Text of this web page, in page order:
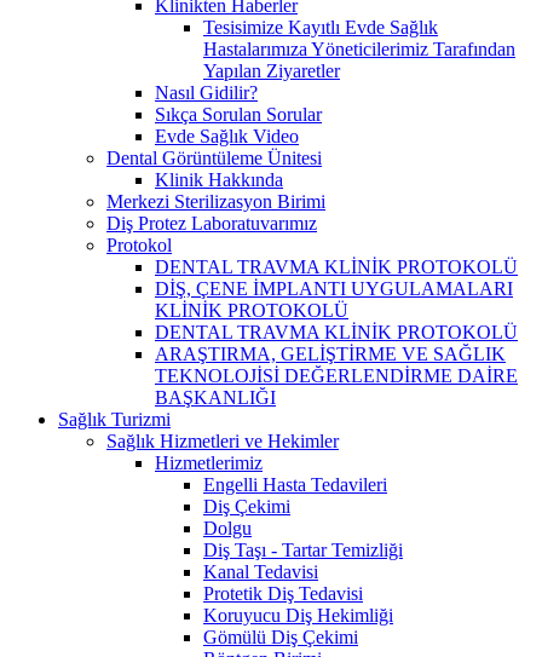
Klinikten Haberler
Tesisimize Kayıtlı Evde Sağlık
Hastalarımıza Yöneticilerimiz Tarafından
Yapılan Ziyaretler
Nasıl Gidilir?
Sıkça Sorulan Sorular
Evde Sağlık Video
Dental Görüntüleme Ünitesi
Klinik Hakkında
Merkezi Sterilizasyon Birimi
Diş Protez Laboratuvarımız
Protokol
DENTAL TRAVMA KLİNİK PROTOKOLÜ
DİŞ, ÇENE İMPLANTI UYGULAMALARI
KLİNİK PROTOKOLÜ
DENTAL TRAVMA KLİNİK PROTOKOLÜ
ARAŞTIRMA, GELİŞTİRME VE SAĞLIK
TEKNOLOJİSİ DEĞERLENDİRME DAİRE
BAŞKANLIĞI
Sağlık Turizmi
Sağlık Hizmetleri ve Hekimler
Hizmetlerimiz
Engelli Hasta Tedavileri
Diş Çekimi
Dolgu
Diş Taşı - Tartar Temizliği
Kanal Tedavisi
Protetik Diş Tedavisi
Koruyucu Diş Hekimliği
Gömülü Diş Çekimi